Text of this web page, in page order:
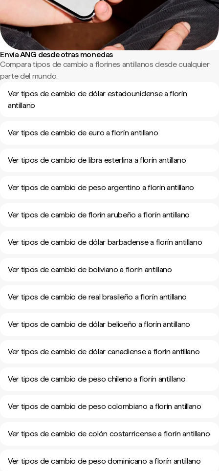
Envía ANG desde otras monedas
Compara tipos de cambio a florines antillanos desde cualquier
parte del mundo.
Ver tipos de cambio de dólar estadounidense a florín
antillano
Ver tipos de cambio de euro a florín antillano
Ver tipos de cambio de libra esterlina a florín antillano
Ver tipos de cambio de peso argentino a florín antillano
Ver tipos de cambio de florín arubeño a florín antillano
Ver tipos de cambio de dólar barbadense a florín antillano
Ver tipos de cambio de boliviano a florín antillano
Ver tipos de cambio de real brasileño a florín antillano
Ver tipos de cambio de dólar beliceño a florín antillano
Ver tipos de cambio de dólar canadiense a florín antillano
Ver tipos de cambio de peso chileno a florín antillano
Ver tipos de cambio de peso colombiano a florín antillano
Ver tipos de cambio de colón costarricense a florín antillano
Ver tipos de cambio de peso dominicano a florín antillano